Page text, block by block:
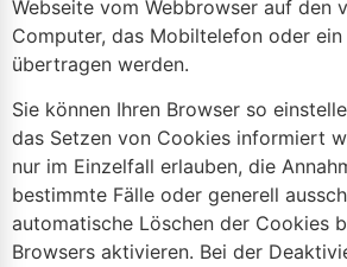
Webseite vom Webbrowser auf den
Computer, das Mobiltelefon oder ein
übertragen werden.
Sie können Ihren Browser so
das Setzen von Cookies informiert
nur im Einzelfall erlauben, die
bestimmte Fälle oder generell
automatische Löschen der Cookies
Browsers aktivieren. Bei der